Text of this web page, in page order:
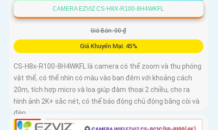
CAMERA EZVIZ CS-H8X-R100-8H4WKFL
Giá Bán: 00 ₫
Giá Khuyến Mại: 45%
CS-H8x-R100-8H4WKFL là camera có thể zoom và thu phóng
vật thể, có thể nhìn có màu vào ban đêm với khoảng cách
20m, tích hợp micro và loa giúp đàm thoại 2 chiều, cho ra
hình ảnh 2K+ sắc nét, có thể báo động chủ động bằng còi và
đèn